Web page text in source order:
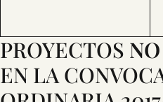
PROYECTOS NO
EN LA